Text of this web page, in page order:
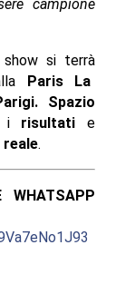
campione
si terrà
Paris La
Spazio
i risultati e
.
WHATSAPP